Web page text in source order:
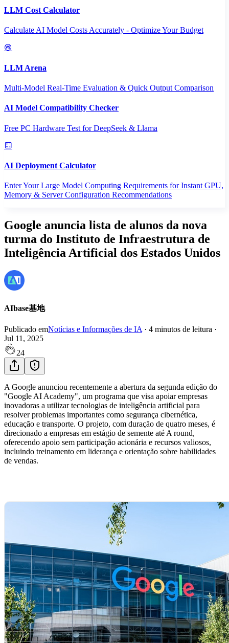
LLM Cost Calculator
Calculate AI Model Costs Accurately - Optimize Your Budget
LLM Arena
Multi-Model Real-Time Evaluation & Quick Output Comparison
AI Model Compatibility Checker
Free PC Hardware Test for DeepSeek & Llama
AI Deployment Calculator
Enter Your Large Model Computing Requirements for Instant GPU,
Memory & Server Configuration Recommendations
Google anuncia lista de alunos da nova
turma do Instituto de Infraestrutura de
Inteligência Artificial dos Estados Unidos
AIbase基地
Publicado emNotícias e Informações de IA · 4 minutos de leitura ·
Jul 11, 2025
24
A Google anunciou recentemente a abertura da segunda edição do
"Google AI Academy", um programa que visa apoiar empresas
inovadoras a utilizar tecnologias de inteligência artificial para
resolver problemas importantes como segurança cibernética,
educação e transporte. O projeto, com duração de quatro meses, é
direcionado a empresas em estágio de semente até A round,
oferecendo apoio sem participação acionária e recursos valiosos,
incluindo treinamento em liderança e orientação sobre habilidades
de vendas.